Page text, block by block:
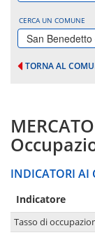
CERCA UN COMUNE
San
TORNA AL
INDICATORI AI
Indicatore
Tasso di